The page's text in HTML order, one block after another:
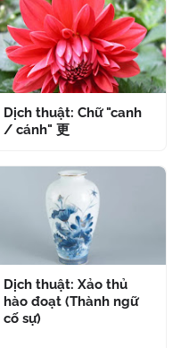
Dịch thuật: Chữ "canh
/ cánh" 更
Dịch thuật: Xảo thủ
hào đoạt (Thành ngữ
cố sự)